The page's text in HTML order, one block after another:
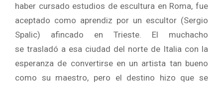
haber cursado estudios de escultura en Roma, fue
aceptado como aprendiz por un escultor (Sergio
Spalic) afincado en Trieste. El muchacho
se trasladó a esa ciudad del norte de Italia con la
esperanza de convertirse en un artista tan bueno
como su maestro, pero el destino hizo que se